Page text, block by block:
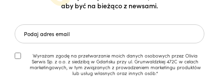
aby być na bieżąco z newsami.
Wyrażam zgodę na przetwarzanie moich danych osobowych przez Olivia
Serwis Sp. z o.o. z siedzibą w Gdańsku przy ul. Grunwaldzkiej 472C w celach
marketingowych, w tym związanych z prowadzeniem marketingu produktów
lub usług własnych oraz innych osób.*